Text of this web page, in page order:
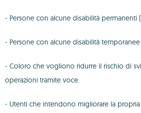
- Persone con alcune disabilità permanenti
- Persone con alcune disabilità
- Coloro che vogliono ridurre il rischio di
operazioni tramite voce.
- Utenti che intendono migliorare la